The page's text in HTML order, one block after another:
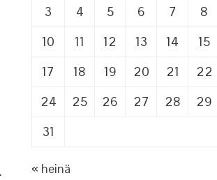
.
3
4 5 6 7 8
10
11 12 13 14 15
17
18 19 20 21 22
24
25 26 27 28 29
31
« heinä